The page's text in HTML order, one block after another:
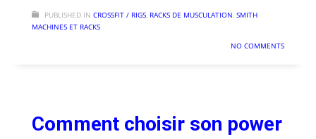
PUBLISHED IN CROSSFIT / RIGS, RACKS DE MUSCULATION, SMITH
MACHINES ET RACKS
NO COMMENTS
Comment choisir son power